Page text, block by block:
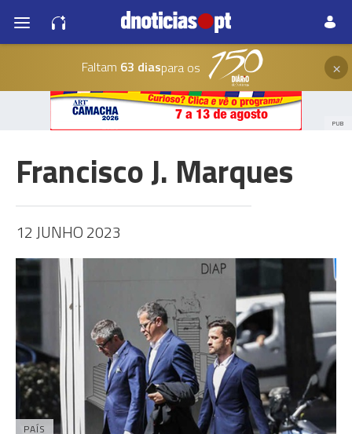
Faltam 63 diaspara os ×
PUB
Francisco J. Marques
12 JUNHO 2023
PAÍS